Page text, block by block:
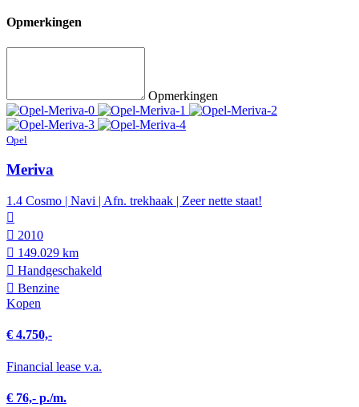
Opmerkingen
Opmerkingen
Opel
Meriva
1.4 Cosmo | Navi | Afn. trekhaak | Zeer nette staat!
2010
149.029 km
Hand­geschakeld
Benzine
Kopen
€ 4.750,-
Financial lease v.a.
€ 76,- p./m.